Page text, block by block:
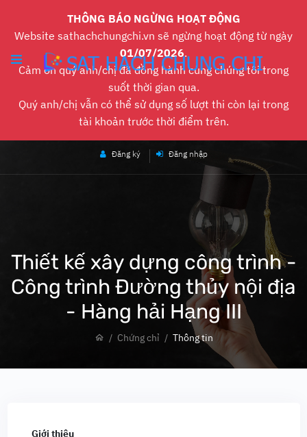
THÔNG BÁO NGỪNG HOẠT ĐỘNG
Website sathachchungchi.vn sẽ ngừng hoạt động từ ngày
01/07/2026.
Cảm ơn quý anh/chị đã đồng hành cùng chúng tôi trong
suốt thời gian qua.
Quý anh/chị vẫn có thể sử dụng số lượt thi còn lại trong
tài khoản trước thời điểm trên.
Đăng ký Đăng nhập
Thiết kế xây dựng công trình -
Công trình Đường thủy nội địa
- Hàng hải Hạng III
Chứng chỉ Thông tin
Giới thiệu